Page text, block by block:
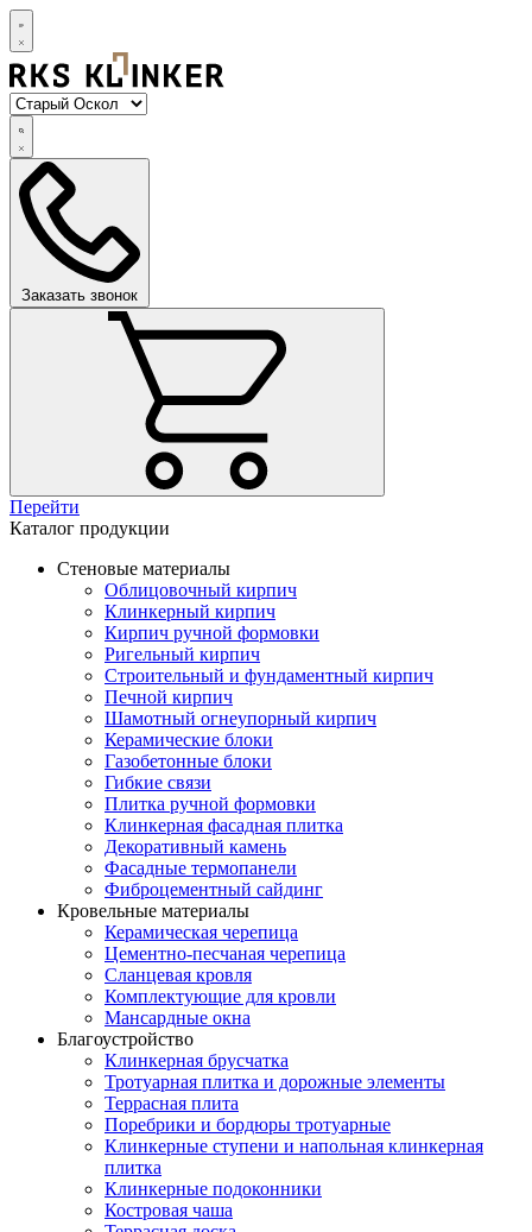
Заказать звонок
Перейти
Каталог продукции
Стеновые материалы
Облицовочный кирпич
Клинкерный кирпич
Кирпич ручной формовки
Ригельный кирпич
Строительный и фундаментный кирпич
Печной кирпич
Шамотный огнеупорный кирпич
Керамические блоки
Газобетонные блоки
Гибкие связи
Плитка ручной формовки
Клинкерная фасадная плитка
Декоративный камень
Фасадные термопанели
Фиброцементный сайдинг
Кровельные материалы
Керамическая черепица
Цементно-песчаная черепица
Сланцевая кровля
Комплектующие для кровли
Мансардные окна
Благоустройство
Клинкерная брусчатка
Тротуарная плитка и дорожные элементы
Террасная плита
Поребрики и бордюры тротуарные
Клинкерные ступени и напольная клинкерная
плитка
Клинкерные подоконники
Костровая чаша